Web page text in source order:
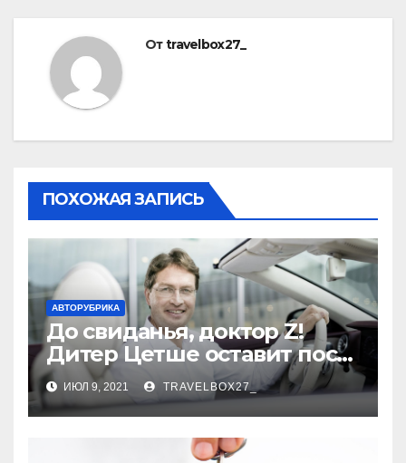
Отtravelbox27_
ПОХОЖАЯ ЗАПИСЬ
АВТОРУБРИКА
До свиданья, доктор Z!
Дитер Цетше оставит пост
главы концерна Daimler
ИЮЛ 9, 2021 TRAVELBOX27_